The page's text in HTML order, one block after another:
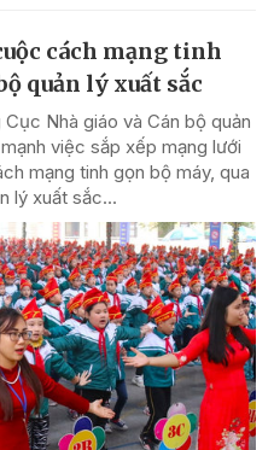
cách mạng tinh
quản lý xuất sắc
Nhà giáo và Cán bộ quản
việc sắp xếp mạng lưới
mạng tinh gọn bộ máy, qua
lý xuất sắc...